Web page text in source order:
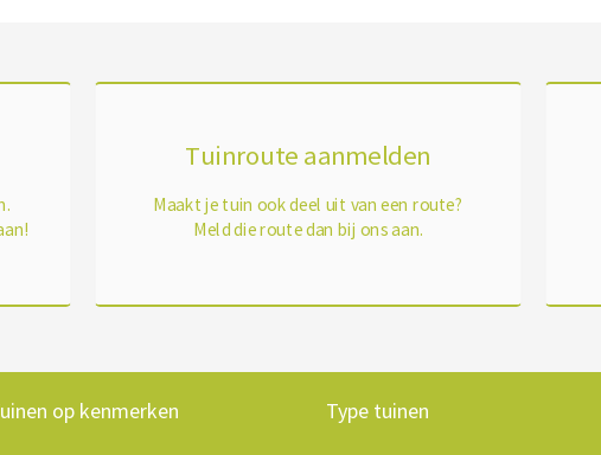
Tuinroute aanmelden
Maakt je tuin ook deel uit van een route?
Meld die route dan bij ons aan.
op kenmerken Type tuinen